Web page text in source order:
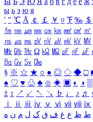
ы ь э ю я
′ ″ ℃ Å ￠ ￡ ￥ ¤ ℉ ‰ ＄
㎙ ㎚ ㎛ ㎜ ㎝ ㎞ ㎟ ㎠ ㎡
㎱ ㎲ ㎳ ㎴ ㎵ ㎶ ㎷ ㎸ ㎹
㎒ ㎓ ㎔ Ω ㏀ ㏁ ㎊ ㎋ ㎌
㏃ ㏉ ㏜ ㏆
§ ※ ☆ ★ ○ ● ◎ ◇ ◆ □
♠ ♡ ♥ ♧ ♣ ⊙ ◈ ▣ ◐ ◑ ▒
‡ ↕ ↗ ↙ ↖ ↘ ♭ ♩ ♪ ♬
ⅰ
ⅱ ⅲ ⅳ ⅴ ⅵ ⅶ ⅷ ⅸ
ط ظ ع غ ف ق ک ل م ن ه